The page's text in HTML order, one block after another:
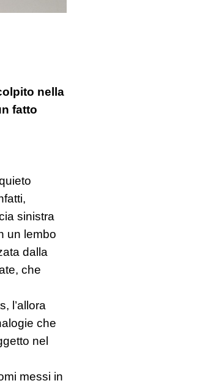
nella
fatto
sinistra
un lembo
dalla
che
l’allora
che
nel
messi in